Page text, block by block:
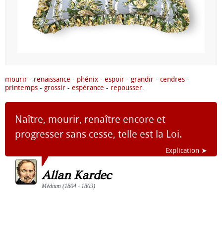
mourir - renaissance - phénix - espoir - grandir - cendres -
printemps - grossir - espérance - repousser.
Naître, mourir, renaître encore et
progresser sans cesse, telle est la Loi.
Explication ➤
Allan Kardec
Médium (1804 - 1869)